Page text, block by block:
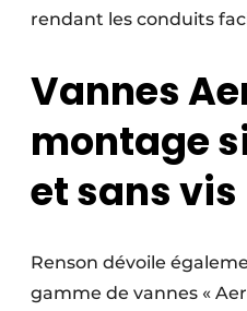
rendant les conduits
Vannes
montage
et sans vis
Renson dévoile
gamme de vannes «